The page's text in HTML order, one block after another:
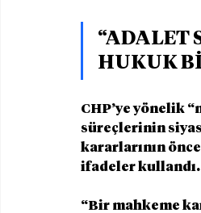
“ADALET
HUKUK
CHP’ye yönelik
süreçlerinin
kararlarının
ifadeler kullandı.
“Bir mahkeme